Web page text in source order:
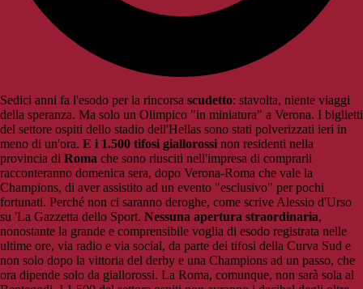
Sedici anni fa l'esodo per la rincorsa scudetto: stavolta, niente viaggi
della speranza. Ma solo un Olimpico "in miniatura" a Verona. I biglietti
del settore ospiti dello stadio dell'Hellas sono stati polverizzati ieri in
meno di un'ora. E i 1.500 tifosi giallorossi non residenti nella
provincia di Roma che sono riusciti nell'impresa di comprarli
racconteranno domenica sera, dopo Verona-Roma che vale la
Champions, di aver assistito ad un evento "esclusivo" per pochi
fortunati. Perché non ci saranno deroghe, come scrive Alessio d'Urso
su 'La Gazzetta dello Sport. Nessuna apertura straordinaria,
nonostante la grande e comprensibile voglia di esodo registrata nelle
ultime ore, via radio e via social, da parte dei tifosi della Curva Sud e
non solo dopo la vittoria del derby e una Champions ad un passo, che
ora dipende solo da giallorossi. La Roma, comunque, non sarà sola al